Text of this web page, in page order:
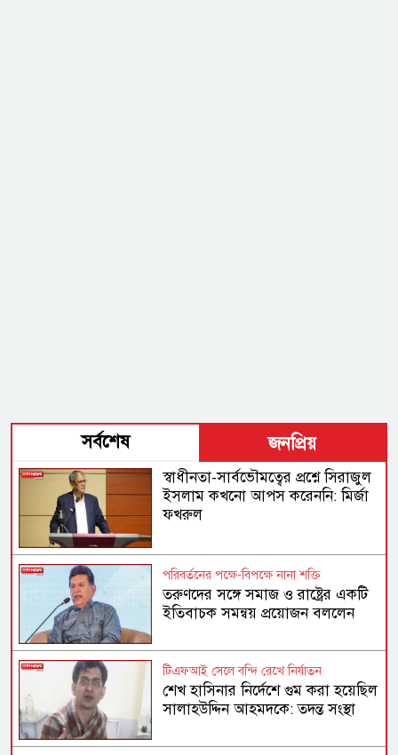
সর্বশেষ জনপ্রিয়
স্বাধীনতা-সার্বভৌমত্বের প্রশ্নে সিরাজুল
ইসলাম কখনো আপস করেননি: মির্জা
ফখরুল
পরিবর্তনের পক্ষে-বিপক্ষে নানা শক্তি
তরুণদের সঙ্গে সমাজ ও রাষ্ট্রের একটি
ইতিবাচক সমন্বয় প্রয়োজন বললেন
টিএফআই সেলে বন্দি রেখে নির্যাতন
শেখ হাসিনার নির্দেশে গুম করা হয়েছিল
সালাহউদ্দিন আহমদকে: তদন্ত সংস্থা